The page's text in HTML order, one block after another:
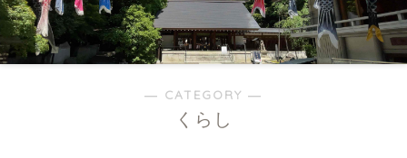
― CATEGORY ―
くらし